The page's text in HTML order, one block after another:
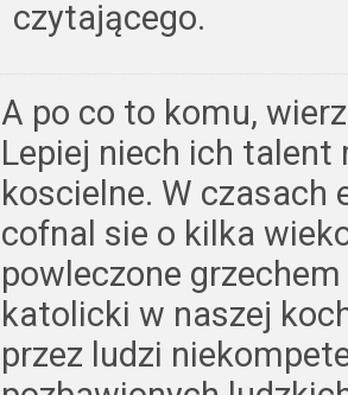
czytającego.
A po co to komu,
Lepiej niech ich
koscielne. W
cofnal sie o kilka
powleczone
katolicki w naszej
przez ludzi